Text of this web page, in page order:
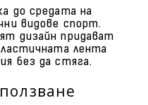
до средата на
видове спорт.
дизайн придават
лента
без да стяга.